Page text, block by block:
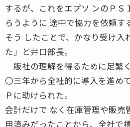
するが、これをエプソ ンのＰＳ
らうように 途中で協力を依頼す
そう したことで、かなり受け入
た」と井口部長。
販社の理解を得るために足繁
〇三年から全社的に導入を進め
Ｐに助けられた。
会計だけで なく在庫管理や販売
用済みだったことから、全社で